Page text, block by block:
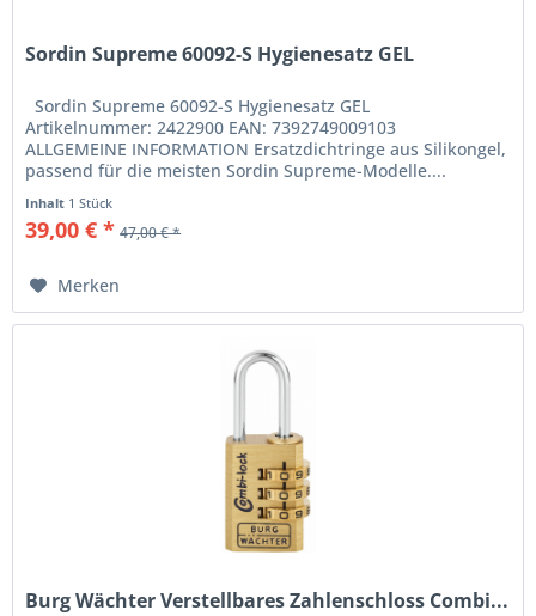
Sordin Supreme 60092-S Hygienesatz GEL
Sordin Supreme 60092-S Hygienesatz GEL
Artikelnummer: 2422900 EAN: 7392749009103
ALLGEMEINE INFORMATION Ersatzdichtringe aus Silikongel,
passend für die meisten Sordin Supreme-Modelle....
Inhalt 1 Stück
39,00 € * 47,00 € *
Merken
Burg Wächter Verstellbares Zahlenschloss Combi...